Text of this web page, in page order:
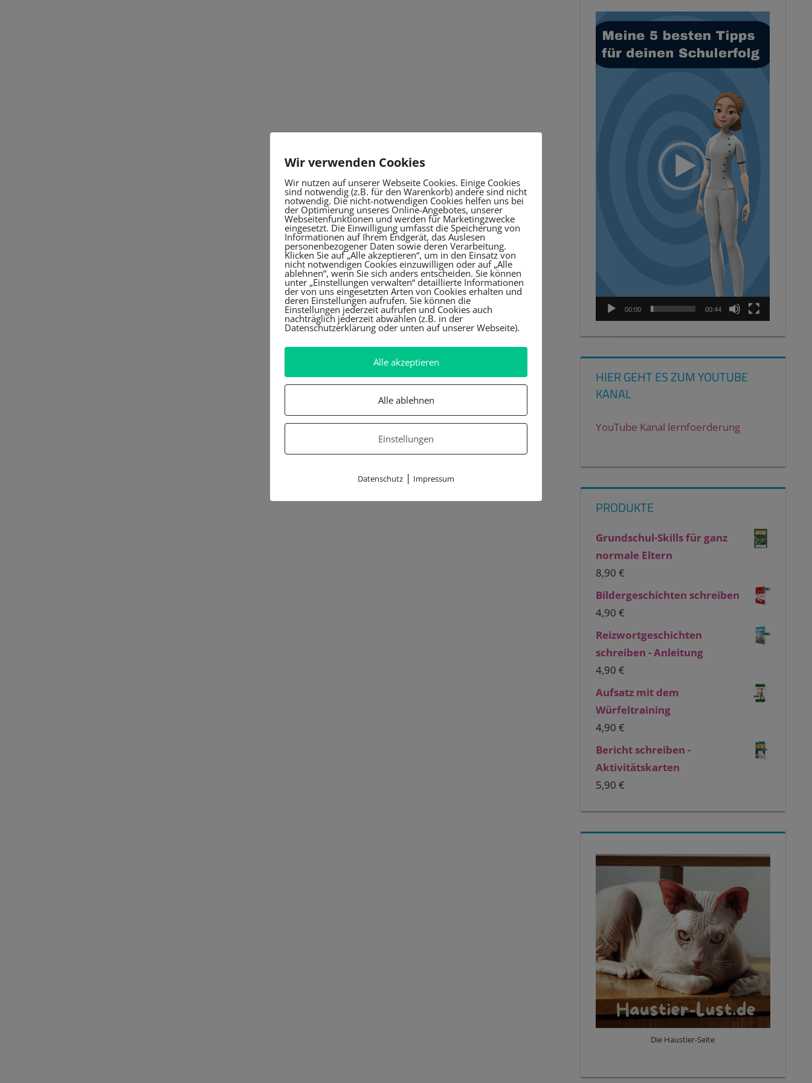
Video-
Player
00:00 00:44
HIER GEHT ES ZUM YOUTUBE
KANAL
YouTube Kanal lernfoerderung
PRODUKTE
Grundschul-Skills für ganz
normale Eltern
8,90€
Bildergeschichten schreiben
4,90€
Reizwortgeschichten
schreiben - Anleitung
4,90€
Aufsatz mit dem
Würfeltraining
4,90€
Bericht schreiben -
Aktivitätskarten
5,90€
Die Haustier-Seite
Wir verwenden Cookies
Wir nutzen auf unserer Webseite Cookies. Einige Cookies
sind notwendig (z.B. für den Warenkorb) andere sind nicht
notwendig. Die nicht-notwendigen Cookies helfen uns bei
der Optimierung unseres Online-Angebotes, unserer
Webseitenfunktionen und werden für Marketingzwecke
eingesetzt. Die Einwilligung umfasst die Speicherung von
Informationen auf Ihrem Endgerät, das Auslesen
personenbezogener Daten sowie deren Verarbeitung.
Klicken Sie auf „Alle akzeptieren“, um in den Einsatz von
nicht notwendigen Cookies einzuwilligen oder auf „Alle
ablehnen“, wenn Sie sich anders entscheiden. Sie können
unter „Einstellungen verwalten“ detaillierte Informationen
der von uns eingesetzten Arten von Cookies erhalten und
deren Einstellungen aufrufen. Sie können die
Einstellungen jederzeit aufrufen und Cookies auch
nachträglich jederzeit abwählen (z.B. in der
Datenschutzerklärung oder unten auf unserer Webseite).
Alle akzeptieren
Alle ablehnen
Einstellungen
Datenschutz | Impressum